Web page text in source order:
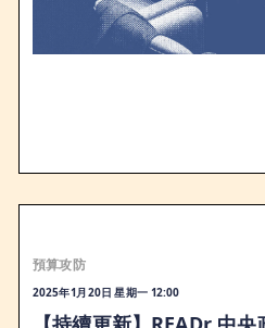
預算攻防
2025年1月20日 星期一 12:00